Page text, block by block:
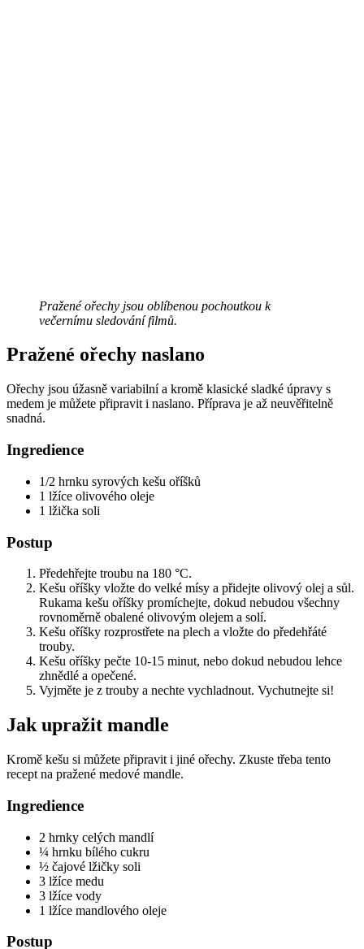
Pražené ořechy jsou oblíbenou pochoutkou k
večernímu sledování filmů.
Pražené ořechy naslano
Ořechy jsou úžasně variabilní a kromě klasické sladké úpravy s
medem je můžete připravit i naslano. Příprava je až neuvěřitelně
snadná.
Ingredience
1/2 hrnku syrových kešu oříšků
1 lžíce olivového oleje
1 lžička soli
Postup
Předehřejte troubu na 180 °C.
Kešu oříšky vložte do velké mísy a přidejte olivový olej a sůl.
Rukama kešu oříšky promíchejte, dokud nebudou všechny
rovnoměrně obalené olivovým olejem a solí.
Kešu oříšky rozprostřete na plech a vložte do předehřáté
trouby.
Kešu oříšky pečte 10-15 minut, nebo dokud nebudou lehce
zhnědlé a opečené.
Vyjměte je z trouby a nechte vychladnout. Vychutnejte si!
Jak upražit mandle
Kromě kešu si můžete připravit i jiné ořechy. Zkuste třeba tento
recept na pražené medové mandle.
Ingredience
2 hrnky celých mandlí
¼ hrnku bílého cukru
½ čajové lžičky soli
3 lžíce medu
3 lžíce vody
1 lžíce mandlového oleje
Postup